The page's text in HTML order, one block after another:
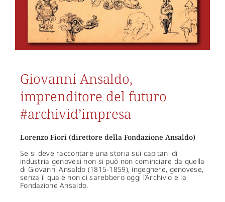
Giovanni Ansaldo,
imprenditore del futuro
#archivid’impresa
Lorenzo Fiori (direttore della Fondazione Ansaldo)
Se si deve raccontare una storia sui capitani di
industria genovesi non si può non cominciare da quella
di Giovanni Ansaldo (1815-1859), ingegnere, genovese,
senza il quale non ci sarebbero oggi l’Archivio e la
Fondazione Ansaldo.